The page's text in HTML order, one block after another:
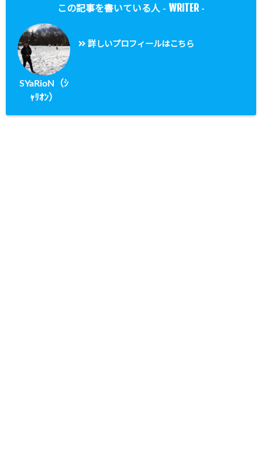
この記事を書いている人 - WRITER -
SYaRioN（ｼ
ｬﾘｵﾝ）
詳しいプロフィールはこちら